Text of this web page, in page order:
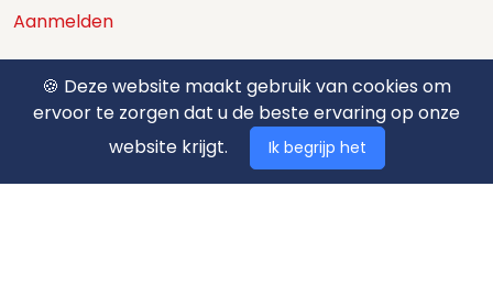
Aanmelden
Catalogus
Nuttige documenten
Privacy policy
🍪 Deze website maakt gebruik van cookies om
ervoor te zorgen dat u de beste ervaring op onze
website krijgt.
Ik begrijp het